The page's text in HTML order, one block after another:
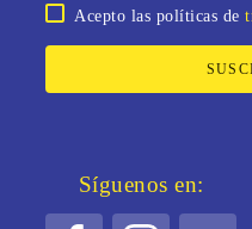
Acepto las políticas de
Síguenos en: